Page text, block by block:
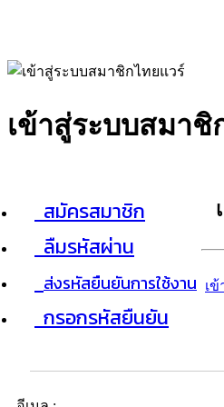
เข้าสู่ระบบสมาชิ
สมัครสมาชิก
ลืมรหัสผ่าน
ส่งรหัสยืนยันการใช้งาน
กรอกรหัสยืนยัน
เ